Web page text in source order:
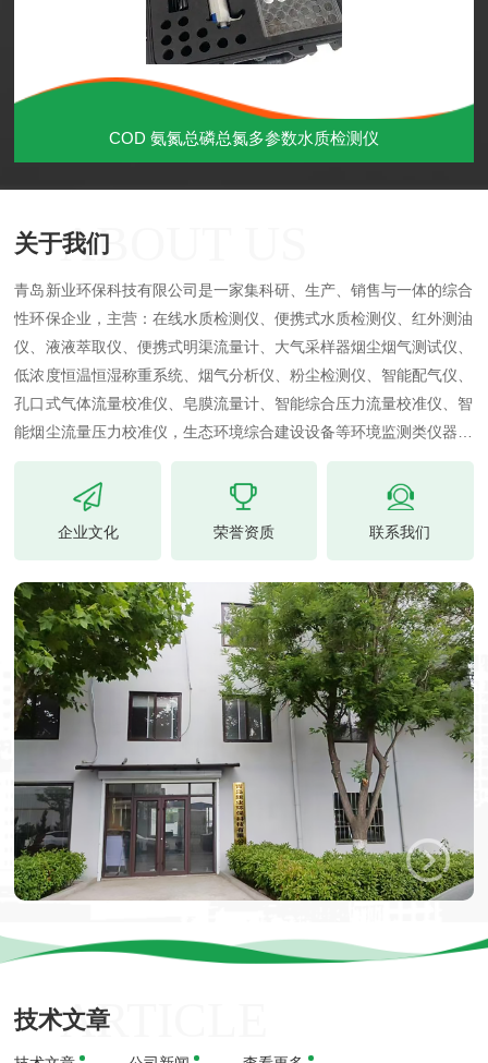
COD 氨氮总磷总氮多参数水质检测仪
关于我们ABOUT US
青岛新业环保科技有限公司是一家集科研、生产、销售与一体的综合
性环保企业，主营：在线水质检测仪、便携式水质检测仪、红外测油
仪、液液萃取仪、便携式明渠流量计、大气采样器烟尘烟气测试仪、
低浓度恒温恒湿称重系统、烟气分析仪、粉尘检测仪、智能配气仪、
孔口式气体流量校准仪、皂膜流量计、智能综合压力流量校准仪、智
能烟尘流量压力校准仪，生态环境综合建设设备等环境监测类仪器仪
表。我公司所生产产品技术认可、智能可靠、物联智能、易于操作、
外形精致美观、性价比高等特点受到了广大客户的认可。
企业文化 荣誉资质 联系我们
技术文章ARTICLE